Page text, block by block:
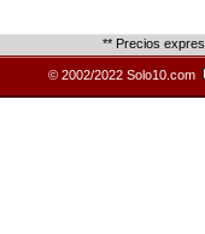
** Precios
© 2002/2022 Solo10.com